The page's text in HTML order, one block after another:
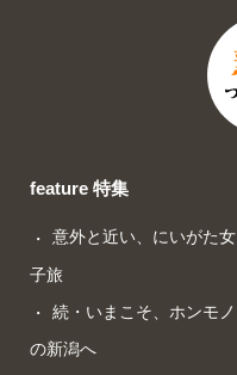
feature 特集
意外と近い、にいがた女
子旅
続・いまこそ、ホンモノ
の新潟へ